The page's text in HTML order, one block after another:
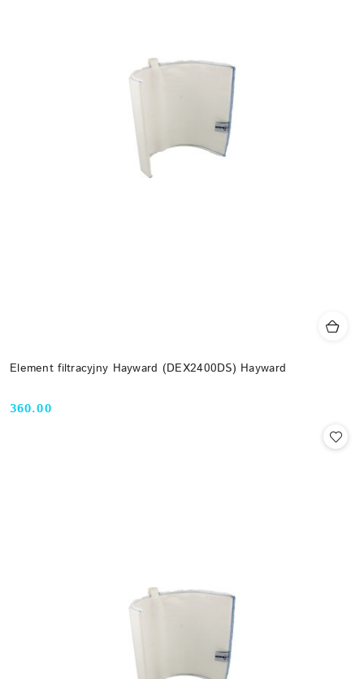
Element filtracyjny Hayward (DEX2400DS) Hayward
Cena:
360.00